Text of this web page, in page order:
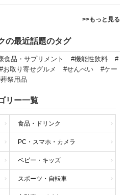
>>もっと見る
の最近話題のタグ
食品・サプリメント #機能性飲料
#
#お取り寄せグルメ #せんべい
#ケー
祭用品
リー一覧
食品・ドリンク
PC・スマホ・カメラ
ベビー・キッズ
スポーツ・自転車